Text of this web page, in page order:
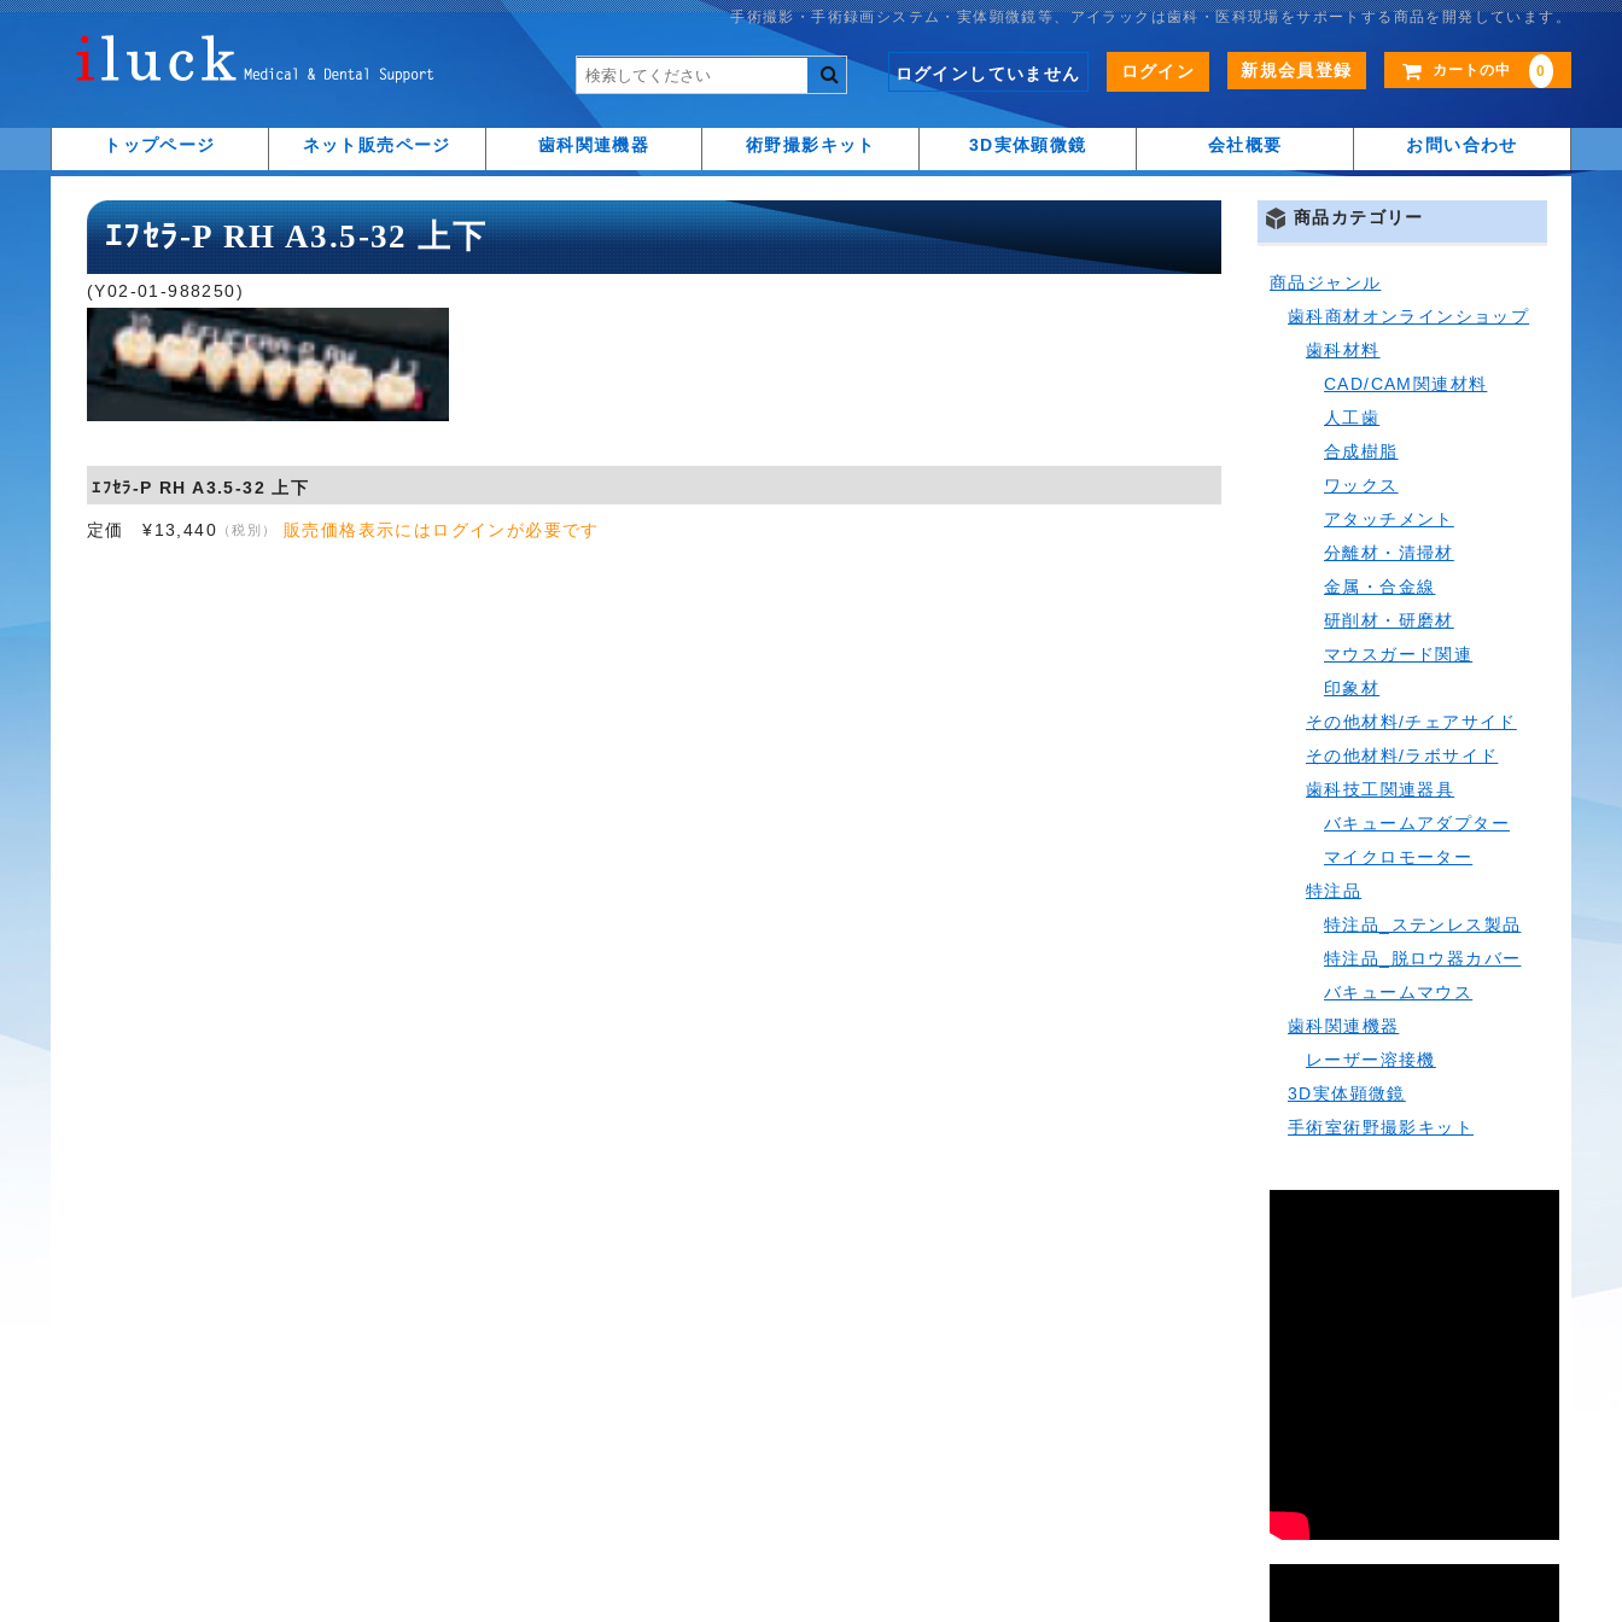
手術撮影・手術録画システム・実体顕微鏡等、アイラックは歯科・医科現場をサポートする商品を開発しています。
カートの中 0
ログインしていません ログイン 新規会員登録
トップページ ネット販売ページ 歯科関連機器 術野撮影キット 3D実体顕微鏡 会社概要 お問い合わせ
ｴﾌｾﾗ-P RH A3.5-32 上下
(Y02-01-988250)
ｴﾌｾﾗ-P RH A3.5-32 上下
定価 ¥13,440 （税別） 販売価格表示にはログインが必要です
商品カテゴリー
商品ジャンル
歯科商材オンラインショップ
歯科材料
CAD/CAM関連材料
人工歯
合成樹脂
ワックス
アタッチメント
分離材・清掃材
金属・合金線
研削材・研磨材
マウスガード関連
印象材
その他材料/チェアサイド
その他材料/ラボサイド
歯科技工関連器具
バキュームアダプター
マイクロモーター
特注品
特注品_ステンレス製品
特注品_脱ロウ器カバー
バキュームマウス
歯科関連機器
レーザー溶接機
3D実体顕微鏡
手術室術野撮影キット